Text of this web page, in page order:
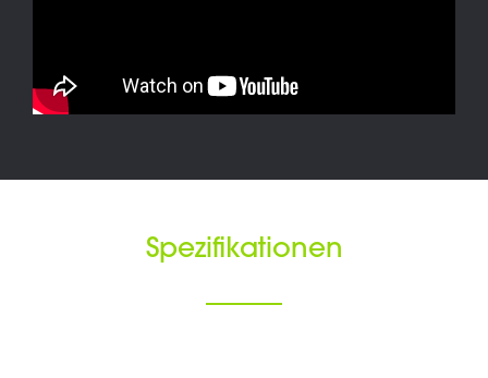
Spezifikationen